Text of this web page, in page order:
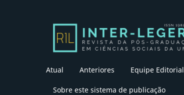
Atual Anteriores Equipe Editorial
Sobre este sistema de publicação